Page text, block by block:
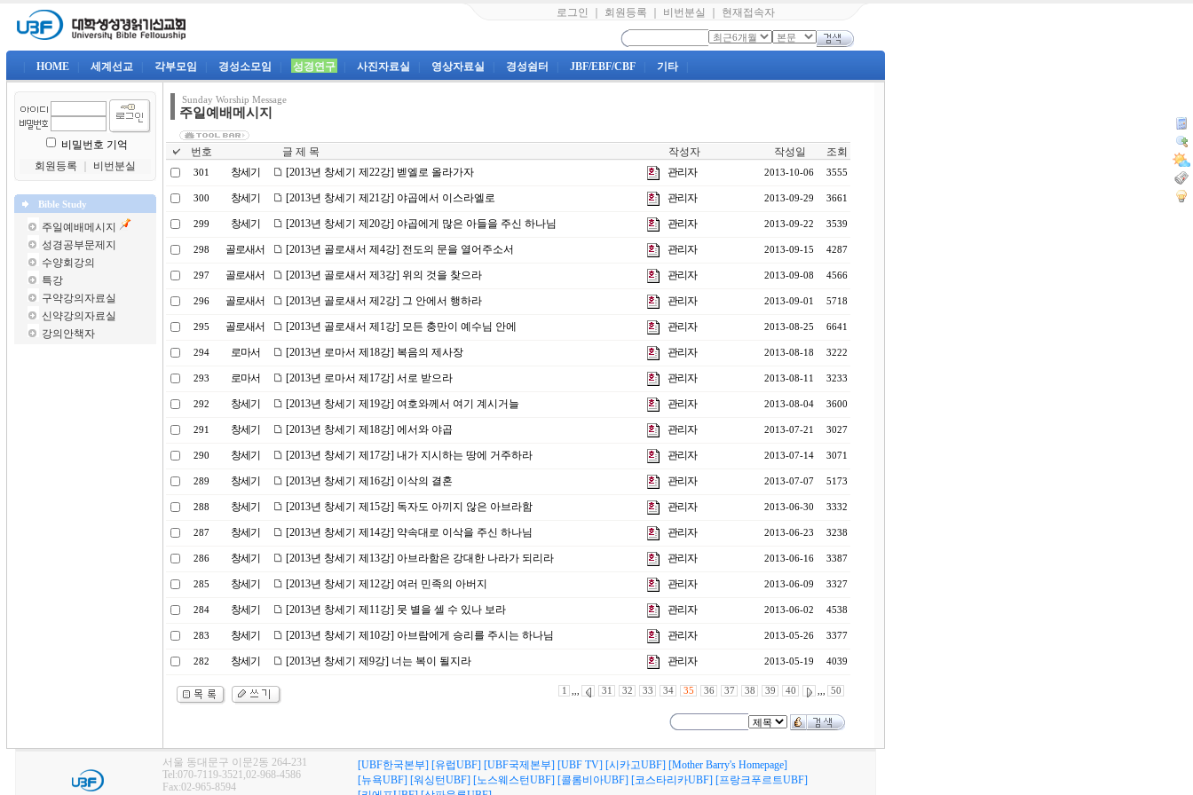
로그인 회원등록 비번분실 현재접속자
HOME 세계선교 각부모임 경성소모임 성경연구 사진자료실 영상자료실 경성쉼터 JBF/EBF/CBF 기타
비밀번호 기억
회원등록
비번분실
Bible Study
주일예배메시지
성경공부문제지
수양회강의
특강
구약강의자료실
신약강의자료실
강의안책자
Sunday Worship Message
주일예배메시지
번호 글 제 목 작성자 작성일 조회
301 창세기 [2013년 창세기 제22강] 벧엘로 올라가자 관리자 2013-10-06 3555
300 창세기 [2013년 창세기 제21강] 야곱에서 이스라엘로 관리자 2013-09-29 3661
299 창세기 [2013년 창세기 제20강] 야곱에게 많은 아들을 주신 하나님 관리자 2013-09-22 3539
298 골로새서 [2013년 골로새서 제4강] 전도의 문을 열어주소서 관리자 2013-09-15 4287
297 골로새서 [2013년 골로새서 제3강] 위의 것을 찾으라 관리자 2013-09-08 4566
296 골로새서 [2013년 골로새서 제2강] 그 안에서 행하라 관리자 2013-09-01 5718
295 골로새서 [2013년 골로새서 제1강] 모든 충만이 예수님 안에 관리자 2013-08-25 6641
294 로마서 [2013년 로마서 제18강] 복음의 제사장 관리자 2013-08-18 3222
293 로마서 [2013년 로마서 제17강] 서로 받으라 관리자 2013-08-11 3233
292 창세기 [2013년 창세기 제19강] 여호와께서 여기 계시거늘 관리자 2013-08-04 3600
291 창세기 [2013년 창세기 제18강] 에서와 야곱 관리자 2013-07-21 3027
290 창세기 [2013년 창세기 제17강] 내가 지시하는 땅에 거주하라 관리자 2013-07-14 3071
289 창세기 [2013년 창세기 제16강] 이삭의 결혼 관리자 2013-07-07 5173
288 창세기 [2013년 창세기 제15강] 독자도 아끼지 않은 아브라함 관리자 2013-06-30 3332
287 창세기 [2013년 창세기 제14강] 약속대로 이삭을 주신 하나님 관리자 2013-06-23 3238
286 창세기 [2013년 창세기 제13강] 아브라함은 강대한 나라가 되리라 관리자 2013-06-16 3387
285 창세기 [2013년 창세기 제12강] 여러 민족의 아버지 관리자 2013-06-09 3327
284 창세기 [2013년 창세기 제11강] 뭇 별을 셀 수 있나 보라 관리자 2013-06-02 4538
283 창세기 [2013년 창세기 제10강] 아브람에게 승리를 주시는 하나님 관리자 2013-05-26 3377
282 창세기 [2013년 창세기 제9강] 너는 복이 될지라 관리자 2013-05-19 4039
1 ,,, 31 32 33 34 35 36 37 38 39 40 ,,, 50
서울 동대문구 이문2동 264-231
Tel:070-7119-3521,02-968-4586
Fax:02-965-8594
[UBF한국본부] [유럽UBF] [UBF국제본부] [UBF TV] [시카고UBF] [Mother Barry's Homepage]
[뉴욕UBF] [워싱턴UBF] [노스웨스턴UBF] [콜롬비아UBF] [코스타리카UBF] [프랑크푸르트UBF]